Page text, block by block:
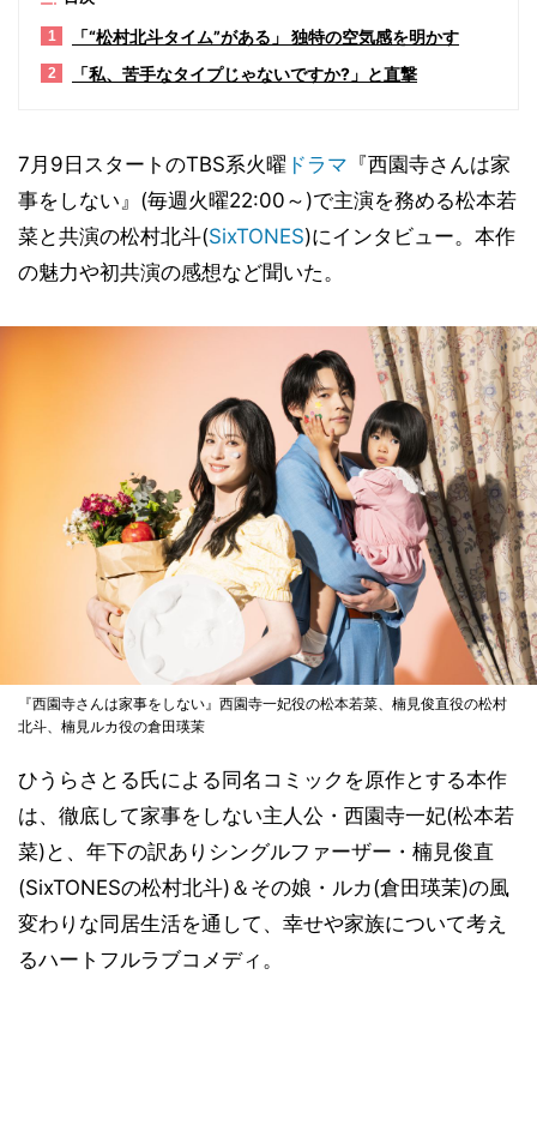
1 「“松村北斗タイム”がある」 独特の空気感を明かす
2 「私、苦手なタイプじゃないですか?」と直撃
7月9日スタートのTBS系火曜 ドラマ 『西園寺さんは家
事をしない』(毎週火曜22:00～)で主演を務める松本若
菜と共演の松村北斗(SixTONES)にインタビュー。本作
の魅力や初共演の感想など聞いた。
『西園寺さんは家事をしない』西園寺一妃役の松本若菜、楠見俊直役の松村
北斗、楠見ルカ役の倉田瑛茉
ひうらさとる氏による同名コミックを原作とする本作
は、徹底して家事をしない主人公・西園寺一妃(松本若
菜)と、年下の訳ありシングルファーザー・楠見俊直
(SixTONESの松村北斗)＆その娘・ルカ(倉田瑛茉)の風
変わりな同居生活を通して、幸せや家族について考え
るハートフルラブコメディ。